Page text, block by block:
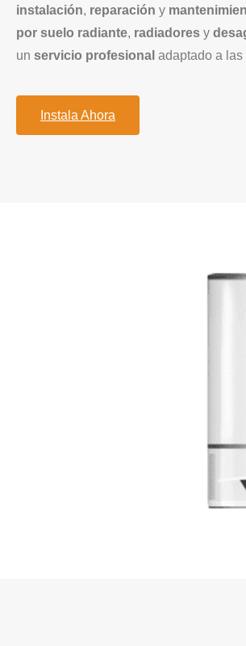
instalación, reparación y
por suelo radiante, radiadores y
un servicio profesional adaptado a
Instala Ahora